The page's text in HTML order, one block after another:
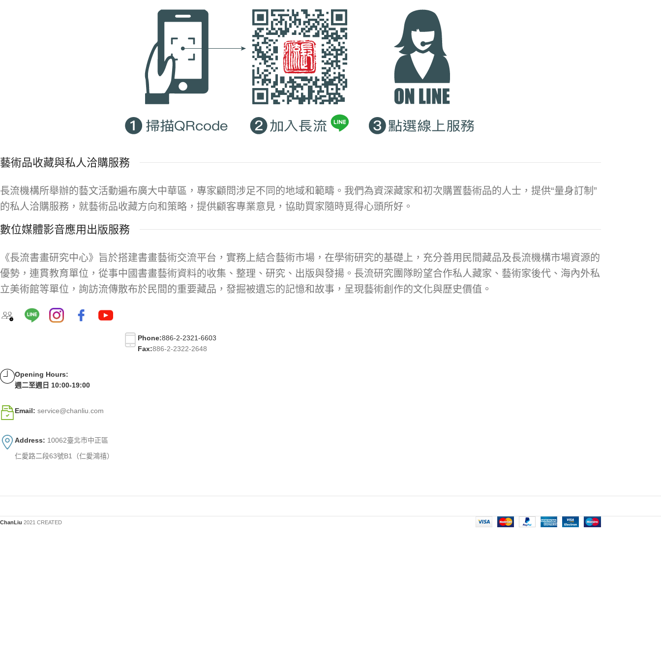
藝術品收藏與私人洽購服務
長流機構所舉辦的藝文活動遍布廣大中華區，專家顧問涉足不同的地域和範疇。我們為資深藏家和初次購置藝術品的人士，提供“量身訂制”
的私人洽購服務，就藝術品收藏方向和策略，提供顧客專業意見，協助買家隨時覓得心頭所好。
數位媒體影音應用出版服務
《長流書畫研究中心》旨於搭建書畫藝術交流平台，實務上結合藝術市場，在學術研究的基礎上，充分善用民間藏品及長流機構市場資源的
優勢，連貫教育單位，從事中國書畫藝術資料的收集、整理、研究、出版與發揚。長流研究團隊盼望合作私人藏家、藝術家後代、海內外私
立美術館等單位，詢訪流傳散布於民間的重要藏品，發掘被遺忘的記憶和故事，呈現藝術創作的文化與歷史價值。
Phone:886-2-2321-6603
Fax:886-2-2322-2648
Opening Hours:
週二至週日 10:00-19:00
Email: service@chanliu.com
Address: 10062臺北市中正區
仁愛路二段63號B1（仁愛鴻禧）
ChanLiu 2021 CREATED